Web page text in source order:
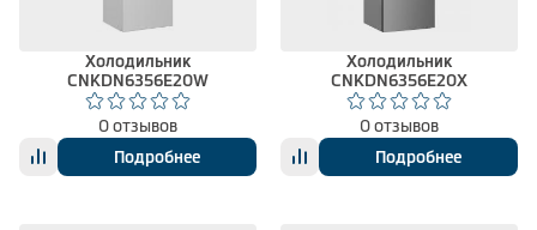
Холодильник
CNKDN6356E20W
0 отзывов
Подробнее
Холодильник
CNKDN6356E20X
0 отзывов
Подробнее